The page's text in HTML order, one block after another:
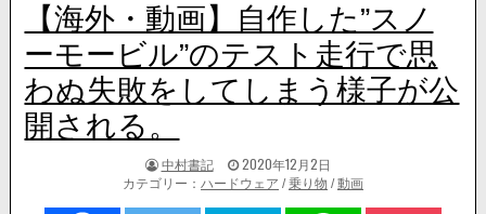
【海外・動画】自作した”スノ
ーモービル”のテスト走行で思
わぬ失敗をしてしまう様子が公
開される。
著
者:
中村書記
掲
載
日：
2020年12月2日
カテゴリー： ハードウェア /乗り物 /動画